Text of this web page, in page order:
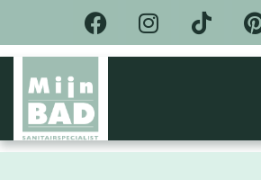
de
F
a
c
o
o
I
n
s
r
T
i
k
i